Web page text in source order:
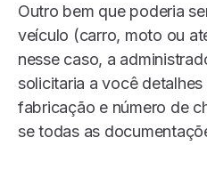
Outro bem que poderia
veículo (carro, moto ou
nesse caso, a
solicitaria a você
fabricação e número de
se todas as